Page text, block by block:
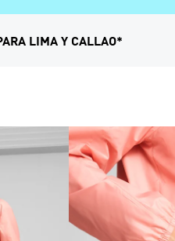
LIMA Y CALLAO*